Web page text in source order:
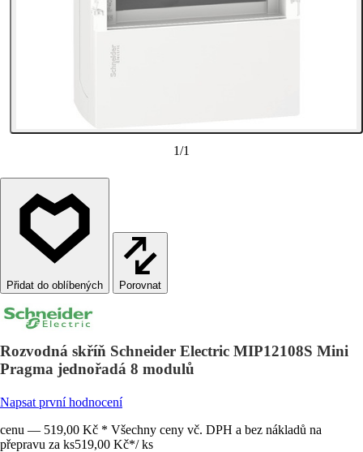
1/1
Porovnat
Rozvodná skříň Schneider Electric MIP12108S Mini
Pragma jednořadá 8 modulů
Napsat první hodnocení
cenu — 519,00 Kč * Všechny ceny vč. DPH a bez nákladů na
přepravu za ks519,00 Kč*/ ks